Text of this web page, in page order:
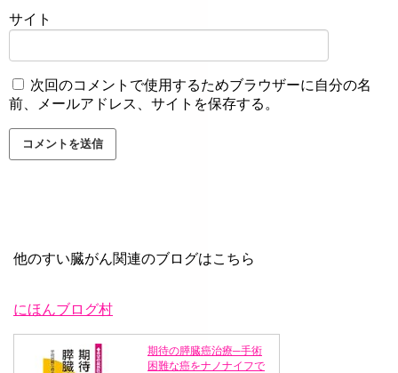
サイト
次回のコメントで使用するためブラウザーに自分の名
前、メールアドレス、サイトを保存する。
他のすい臓がん関連のブログはこちら
にほんブログ村
期待の膵臓癌治療─手術
困難な癌をナノナイフで